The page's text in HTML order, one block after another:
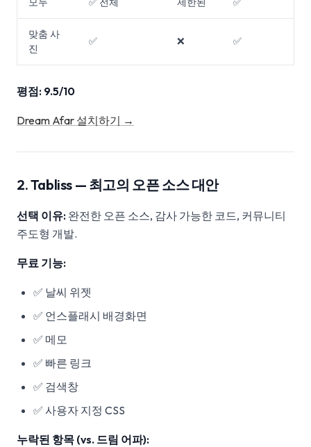
맞춤 사
진
✅ ❌ ✅
평점: 9.5/10
Dream Afar 설치하기 →
2. Tabliss — 최고의 오픈 소스 대안
선택 이유: 완전한 오픈 소스, 감사 가능한 코드, 커뮤니티
주도형 개발.
무료 기능:
✅ 날씨 위젯
✅ 언스플래시 배경화면
✅ 메모
✅ 빠른 링크
✅ 검색창
✅ 사용자 지정 CSS
누락된 항목 (vs. 드림 어파):